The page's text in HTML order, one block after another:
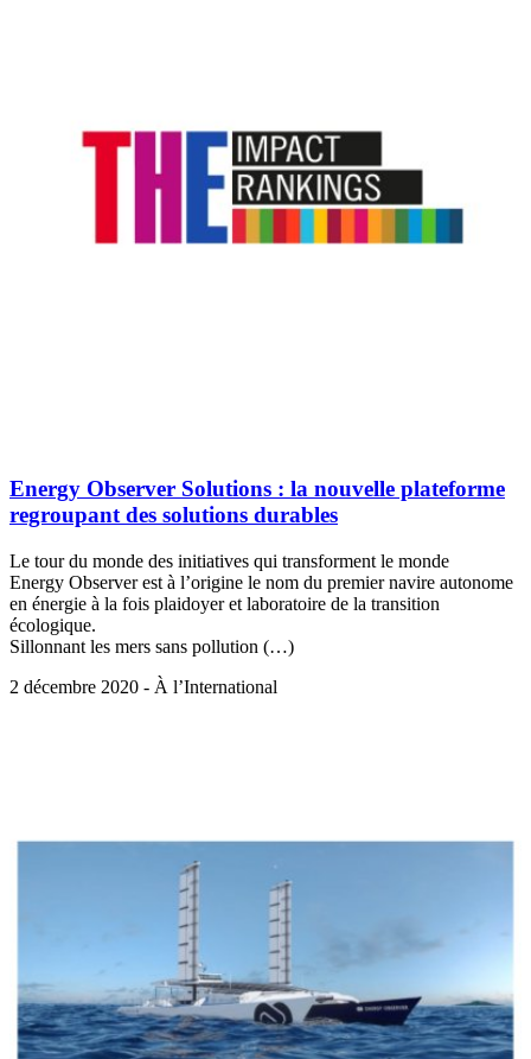
Energy Observer Solutions : la nouvelle plateforme
regroupant des solutions durables
Le tour du monde des initiatives qui transforment le monde
Energy Observer est à l’origine le nom du premier navire autonome
en énergie à la fois plaidoyer et laboratoire de la transition
écologique.
Sillonnant les mers sans pollution (…)
2 décembre 2020 - À l’International